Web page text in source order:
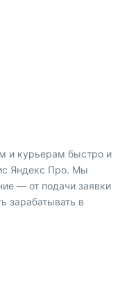
и курьерам быстро и
Яндекс Про. Мы
— от подачи заявки
зарабатывать в